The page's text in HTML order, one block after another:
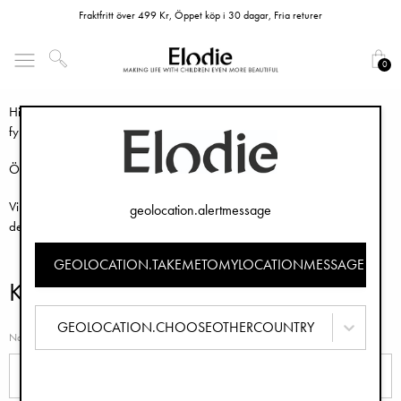
Fraktfritt över 499 Kr, Öppet köp i 30 dagar, Fria returer
0
Har du frågor gällande din order eller en produkt? I vår
hittar du
svar på de vanligaste frågorna.
Hittar du inte svaret du söker kontakta gärna vår kundtjänst genom att
fylla i kontaktformuläret nedan.
Öppettider: Måndag - Fredag
Vi gör vårt bästa för att besvara ditt ärende inom 24 timmar, men
det kan ta upp till 36 timmar vid många förfrågningar.
Kontaktformulär
Namn
geolocation.alertmessage
GEOLOCATION.TAKEMETOMYLOCATIONMESSAGE
GEOLOCATION.CHOOSEOTHERCOUNTRY